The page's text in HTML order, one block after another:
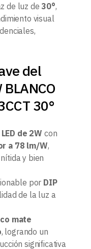
de luz de 30°,
visual
del
30°
de 2W con
a 78 lm/W,
y bien
por DIP
de la luz a
mate
, logrando un
significativa